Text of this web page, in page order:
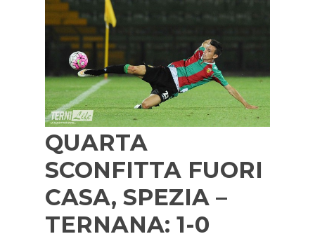
QUARTA
SCONFITTA FUORI
CASA, SPEZIA –
TERNANA: 1-0